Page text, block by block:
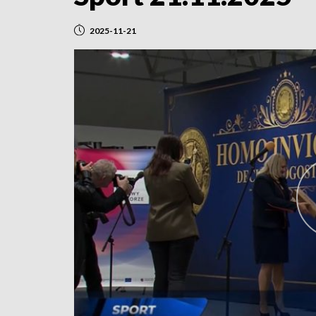
2025-11-21